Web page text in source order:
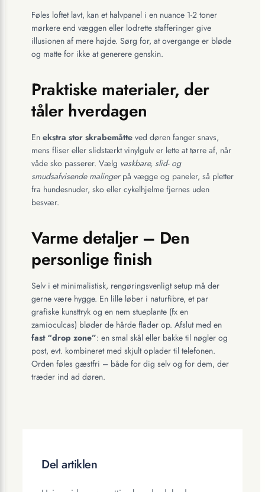
Føles loftet lavt, kan et halvpanel i en nuance 1-2 toner
mørkere end væggen eller lodrette stafferinger give
illusionen af mere højde. Sørg for, at overgange er bløde
og matte for ikke at generere genskin.
Praktiske materialer, der
tåler hverdagen
En ekstra stor skrabemåtte ved døren fanger snavs,
mens fliser eller slidstærkt vinylgulv er lette at tørre af, når
våde sko passerer. Vælg vaskbare, slid- og
smudsafvisende malingerpå vægge og paneler, så pletter
fra hundesnuder, sko eller cykelhjelme fjernes uden
besvær.
Varme detaljer – Den
personlige finish
Selv i et minimalistisk, rengøringsvenligt setup må der
gerne være hygge. En lille løber i naturfibre, et par
grafiske kunsttryk og en nem stueplante (fx en
zamioculcas) bløder de hårde flader op. Afslut med en
fast “drop zone”: en smal skål eller bakke til nøgler og
post, evt. kombineret med skjult oplader til telefonen.
Orden føles gæstfri – både for dig selv og for dem, der
træder ind ad døren.
Del artiklen